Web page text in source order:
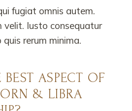
fugiat omnis autem.
velit. Iusto consequatur
rerum minima.
ASPECT OF
& LIBRA